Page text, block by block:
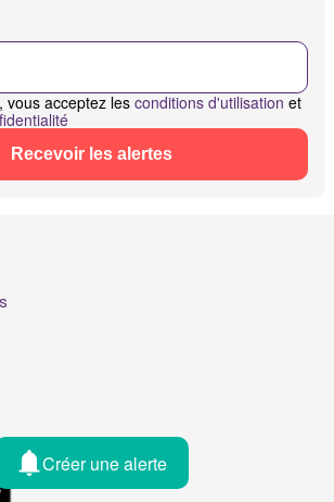
vous acceptez les conditions d'utilisation et
Recevoir les alertes
Créer une alerte